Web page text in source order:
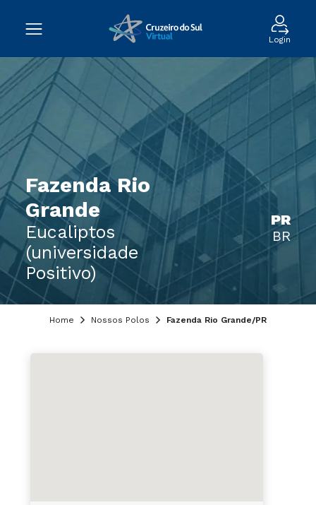
Login
Fazenda Rio
Grande
Eucaliptos
(universidade
Positivo)
PR
BR
Home Nossos Polos Fazenda Rio Grande/PR